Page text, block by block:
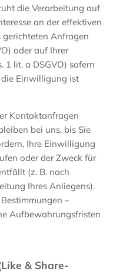
die Verarbeitung auf
an der effektiven
Anfragen
oder auf Ihrer
1 lit. a DSGVO) sofern
Einwilligung ist
Kontaktanfragen
bei uns, bis Sie
Ihre Einwilligung
oder der Zweck für
(z. B. nach
Ihres Anliegens).
–
Aufbewahrungsfristen
& Share-